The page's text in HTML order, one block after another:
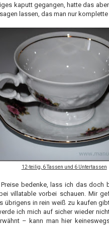
kaputt gegangen, hatte das
lassen, das man nur
12-teilig, 6 Tassen und 6 Untertassen
bedenke, lass ich das doch
villatable vorbei schauen. Mir
übrigens in rein weiß zu kaufen
ich mich auf sicher wieder
– kann man hier